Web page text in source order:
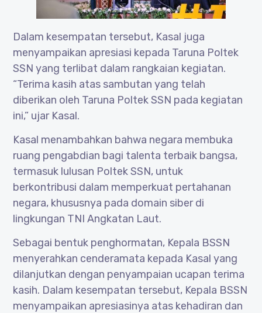
Dalam kesempatan tersebut, Kasal juga
menyampaikan apresiasi kepada Taruna Poltek
SSN yang terlibat dalam rangkaian kegiatan.
“Terima kasih atas sambutan yang telah
diberikan oleh Taruna Poltek SSN pada kegiatan
ini,” ujar Kasal.
Kasal menambahkan bahwa negara membuka
ruang pengabdian bagi talenta terbaik bangsa,
termasuk lulusan Poltek SSN, untuk
berkontribusi dalam memperkuat pertahanan
negara, khususnya pada domain siber di
lingkungan TNI Angkatan Laut.
Sebagai bentuk penghormatan, Kepala BSSN
menyerahkan cenderamata kepada Kasal yang
dilanjutkan dengan penyampaian ucapan terima
kasih. Dalam kesempatan tersebut, Kepala BSSN
menyampaikan apresiasinya atas kehadiran dan